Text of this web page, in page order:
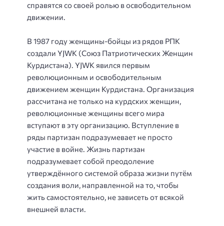
справятся со своей ролью в освободительном
движении.
В 1987 году женщины-бойцы из рядов РПК
создали YJWK (Союз Патриотических Женщин
Курдистана). YJWK явился первым
революционным и освободительным
движением женщин Курдистана. Организация
рассчитана не только на курдских женщин,
революционные женщины всего мира
вступают в эту организацию. Вступление в
ряды партизан подразумевает не просто
участие в войне. Жизнь партизан
подразумевает собой преодоление
утверждённого системой образа жизни путём
создания воли, направленной на то, чтобы
жить самостоятельно, не зависеть от всякой
внешней власти.